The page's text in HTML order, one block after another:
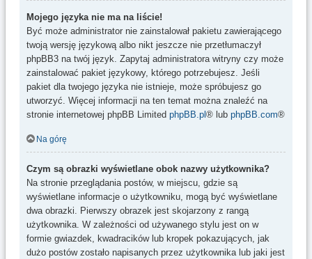
Mojego języka nie ma na liście!
Być może administrator nie zainstalował pakietu zawierającego
twoją wersję językową albo nikt jeszcze nie przetłumaczył
phpBB3 na twój język. Zapytaj administratora witryny czy może
zainstalować pakiet językowy, którego potrzebujesz. Jeśli
pakiet dla twojego języka nie istnieje, może spróbujesz go
utworzyć. Więcej informacji na ten temat można znaleźć na
stronie internetowej phpBB Limited phpBB.pl ® lub phpBB.com®
Na górę
Czym są obrazki wyświetlane obok nazwy użytkownika?
Na stronie przeglądania postów, w miejscu, gdzie są
wyświetlane informacje o użytkowniku, mogą być wyświetlane
dwa obrazki. Pierwszy obrazek jest skojarzony z rangą
użytkownika. W zależności od używanego stylu jest on w
formie gwiazdek, kwadracików lub kropek pokazujących, jak
dużo postów zostało napisanych przez użytkownika lub jaki jest